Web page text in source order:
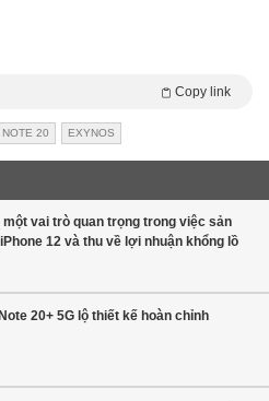
Copy link
20 EXYNOS
một vai trò quan trọng trong việc sản
12 và thu về lợi nhuận khổng lồ
20+ 5G lộ thiết kế hoàn chỉnh